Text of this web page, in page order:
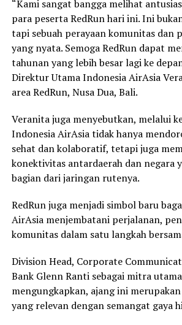
“Kami sangat bangga melihat
para peserta RedRun hari ini. Ini
tapi sebuah perayaan komunitas dan
yang nyata. Semoga RedRun dapat
tahunan yang lebih besar lagi ke
Direktur Utama Indonesia AirAsia
area RedRun, Nusa Dua, Bali.
Veranita juga menyebutkan, melalui
Indonesia AirAsia tidak hanya
sehat dan kolaboratif, tetapi juga
konektivitas antardaerah dan negara
bagian dari jaringan rutenya.
RedRun juga menjadi simbol baru
AirAsia menjembatani perjalanan,
komunitas dalam satu langkah
Division Head, Corporate
Bank Glenn Ranti sebagai mitra
mengungkapkan, ajang ini
yang relevan dengan semangat gaya